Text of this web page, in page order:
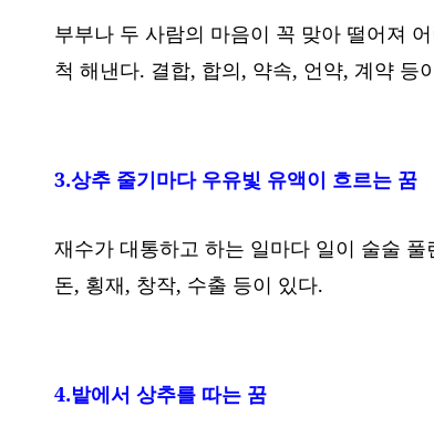
부부나 두 사람의 마음이 꼭 맞아 떨어져
척 해낸다. 결합, 합의, 약속, 언약, 계약 등
3.상추 줄기마다 우유빛 유액이 흐르는 꿈
재수가 대통하고 하는 일마다 일이 술술
돈, 횡재, 창작, 수출 등이 있다.
4.밭에서 상추를 따는 꿈